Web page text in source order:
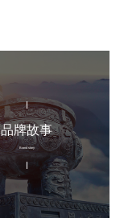
品牌故事
Brand story